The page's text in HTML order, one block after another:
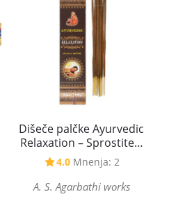
Dišeče palčke Ayurvedic
Relaxation – Sprostitev,
15 g
4.0 Mnenja: 2
A. S. Agarbathi works